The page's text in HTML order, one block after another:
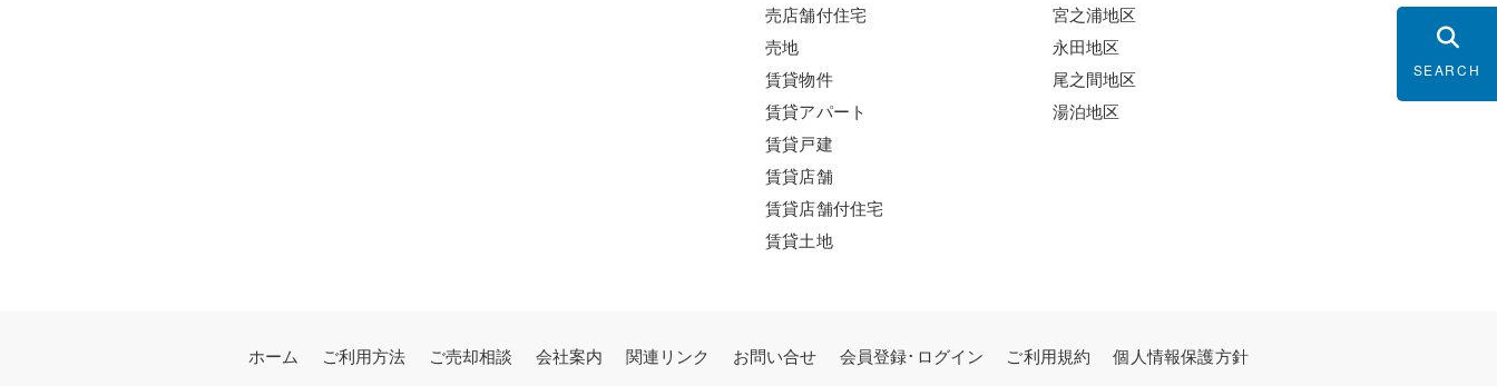
SEARCH
売店舗付住宅
売地
賃貸物件
賃貸アパート
賃貸戸建
賃貸店舗
賃貸店舗付住宅
賃貸土地
宮之浦地区
永田地区
尾之間地区
湯泊地区
ホーム ご利用方法 ご売却相談 会社案内 関連リンク お問い合せ 会員登録･ログイン ご利用規約 個人情報保護方針